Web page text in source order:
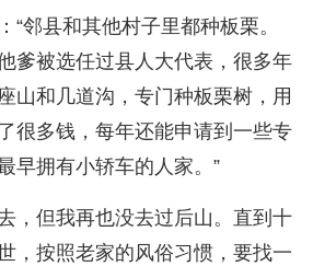
“邻县和其他村子里都种板栗。
爹被选任过县人大代表，很多年
山和几道沟，专门种板栗树，用
很多钱，每年还能申请到一些专
早拥有小轿车的人家。”
，但我再也没去过后山。直到十
，按照老家的风俗习惯，要找一